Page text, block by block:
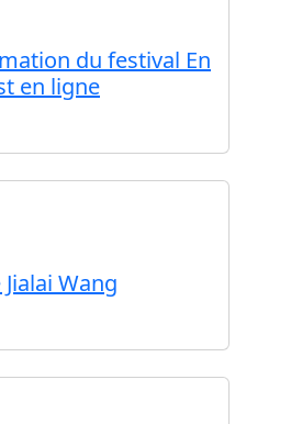
du festival En
en ligne
Wang